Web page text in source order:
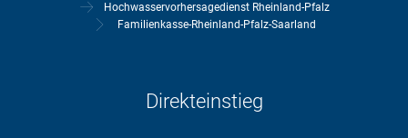
Hochwasservorhersagedienst Rheinland-Pfalz
Familienkasse-Rheinland-Pfalz-Saarland
Direkteinstieg